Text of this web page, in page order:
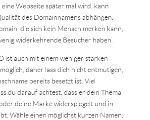
Webseite später mal wird, kann
des Domainnamens abhängen.
die sich kein Mensch merken kann,
widerkehrende Besucher haben.
ist auch mit einem weniger starken
daher lass dich nicht entmutigen,
bereits besetzt ist. Viel
du darauf achtest, dass er dein Thema
deine Marke widerspiegelt und in
Wähle einen möglichst kurzen Namen.